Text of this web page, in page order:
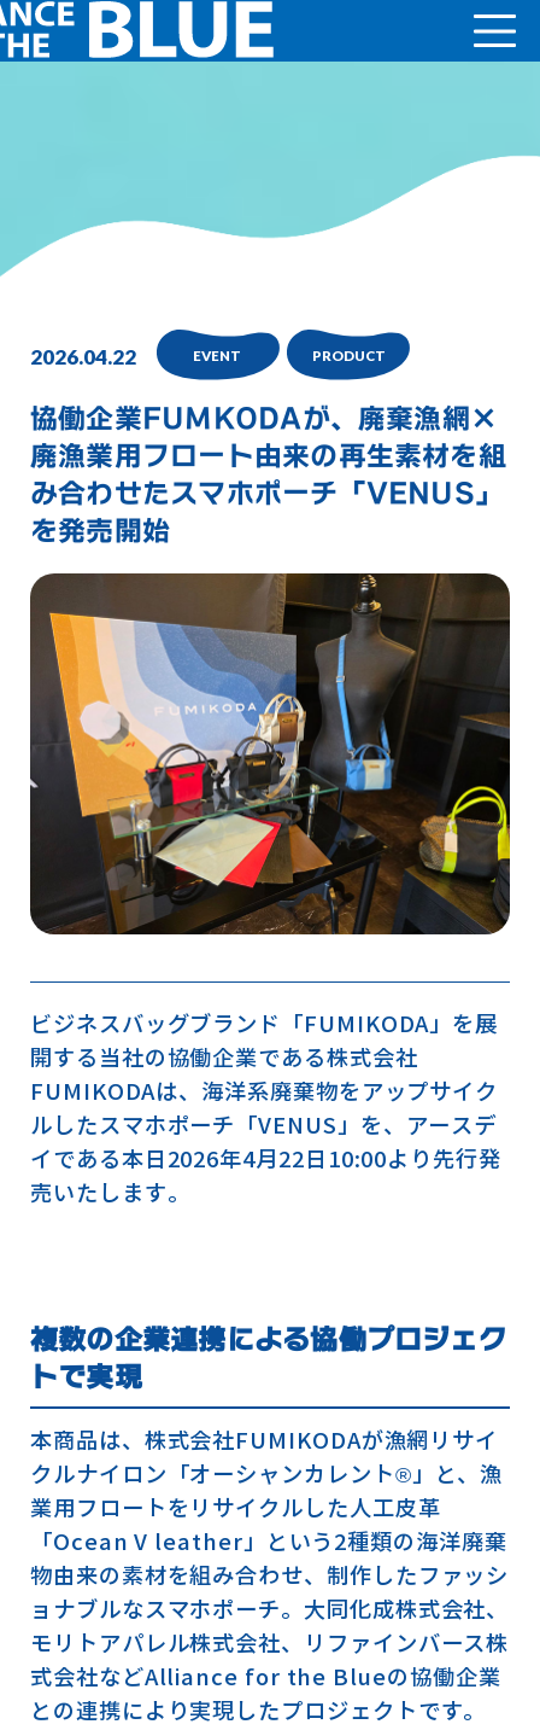
EVENT PRODUCT
協働企業FUMKODAが、廃棄漁網×
廃漁業用フロート由来の再生素材を組
み合わせたスマホポーチ「VENUS」
を発売開始
2026.04.22
ビジネスバッグブランド「FUMIKODA」を展
開する当社の協働企業である株式会社
FUMIKODAは、海洋系廃棄物をアップサイク
ルしたスマホポーチ「VENUS」を、アースデ
イである本日2026年4月22日10:00より先行発
売いたします。
複数の企業連携による協働プロジェク
トで実現
本商品は、株式会社FUMIKODAが漁網リサイ
クルナイロン「オーシャンカレント®」と、漁
業用フロートをリサイクルした人工皮革
「Ocean V leather」という2種類の海洋廃棄
物由来の素材を組み合わせ、制作したファッシ
ョナブルなスマホポーチ。大同化成株式会社、
モリトアパレル株式会社、リファインバース株
式会社などAlliance for the Blueの協働企業
との連携により実現したプロジェクトです。